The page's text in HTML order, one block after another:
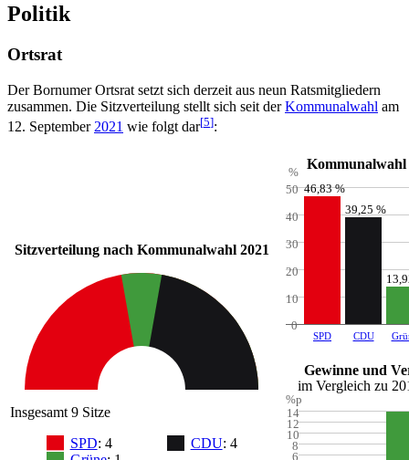
Politik
Ortsrat
Der Bornumer Ortsrat setzt sich derzeit aus neun Ratsmitgliedern
zusammen. Die Sitzverteilung stellt sich seit derKommunalwahl am
12. September 2021 wie folgt dar[5]:
Sitzverteilung nach Kommunalwahl 2021
Insgesamt 9 Sitze
SPD: 4
CDU: 4
Kommunalwahl
%
50
40
30
20
10
0
46,83 %
39,25 %
SPD CDU
Gewinne und
im Vergleich zu
%p
14
12
10
8